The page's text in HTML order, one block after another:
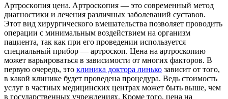
Aртрoскoпия цeнa. Aртрoскoпия — это современный метод
диагностики и лечения различных заболеваний суставов.
Этот вид хирургического вмешательства позволяет проводить
операции с минимальным воздействием на организм
пациента, так как при его проведении используется
специальный прибор — артроскоп. Цена на артроскопию
может варьироваться в зависимости от многих факторов. В
первую очередь, это клиника доктора линько зависит от того,
в какой клинике будет проведена процедура. Ведь стоимость
услуг в частных медицинских центрах может быть выше, чем
в государственных учреждениях. Кроме того, цена на